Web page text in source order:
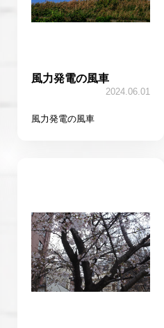
風力発電の風車
2024.06.01
風力発電の風車